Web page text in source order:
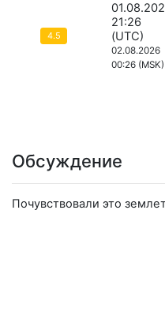
4.5
21:26
(UTC)
02.08.2026
00:26 (MSK)
Обсуждение
Почувствовали это